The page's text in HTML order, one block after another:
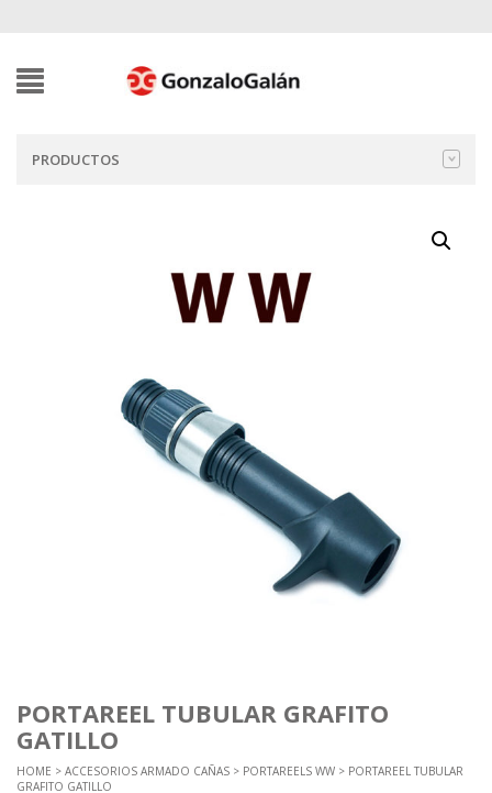
PRODUCTOS
PORTAREEL TUBULAR GRAFITO
GATILLO
HOME > ACCESORIOS ARMADO CAÑAS > PORTAREELS WW > PORTAREEL TUBULAR
GRAFITO GATILLO